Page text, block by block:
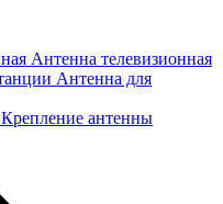
Антенна телевизионная
Антенна для
Крепление антенны